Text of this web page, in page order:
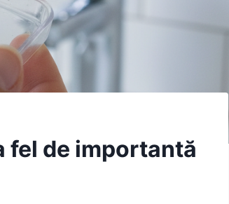
fel de importantă